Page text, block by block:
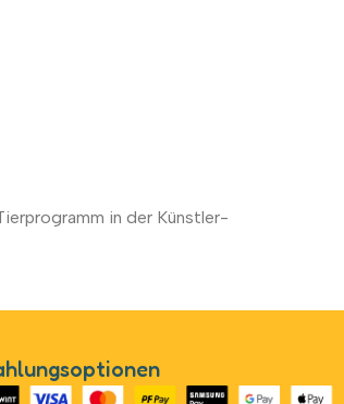
in der Künstler-